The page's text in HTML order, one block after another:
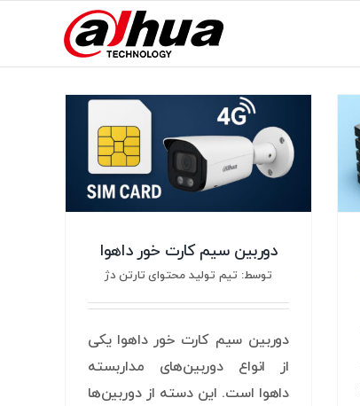
دوربین سیم کارت خور داهوا
توسط: تیم تولید محتوای تارتن دژ
دوربین سیم کارت خور داهوا یکی
از انواع دوربین‌های مداربسته
داهوا است. این دسته از دوربین‌ها